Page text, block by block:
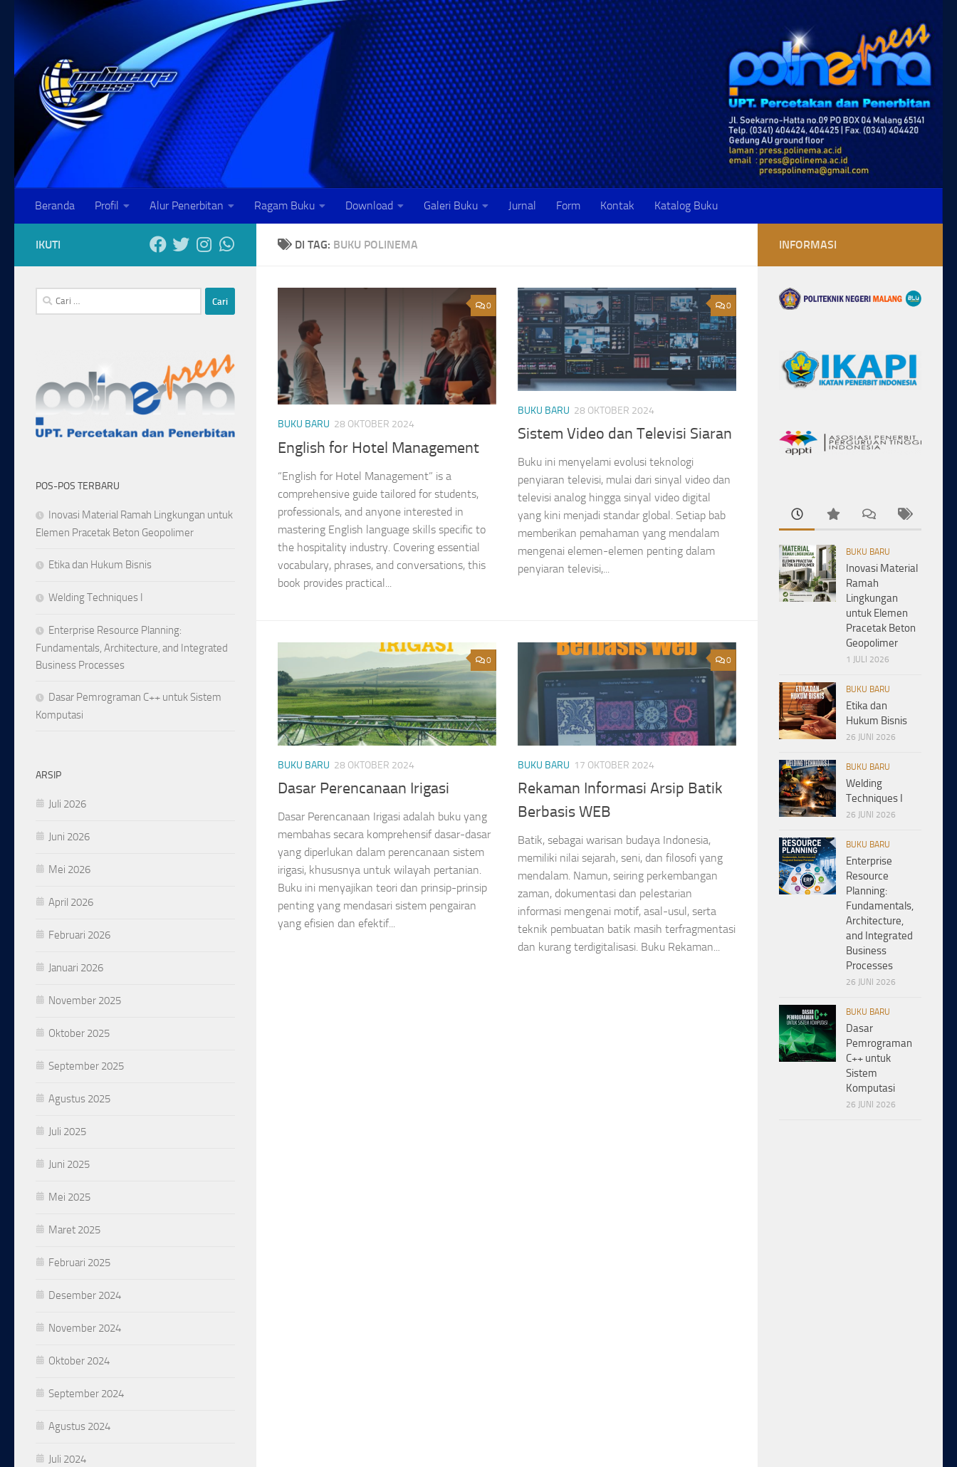
Skip to content
Beranda Profil Alur Penerbitan Ragam Buku Download Galeri Buku Jurnal Form Kontak Katalog Buku
DI TAG: BUKU POLINEMA
0
BUKU BARU 28 OKTOBER 2024
English for Hotel Management
“English for Hotel Management” is a
comprehensive guide tailored for students,
professionals, and anyone interested in
mastering English language skills specific to
the hospitality industry. Covering essential
vocabulary, phrases, and conversations, this
book provides practical...
0
BUKU BARU 28 OKTOBER 2024
Sistem Video dan Televisi Siaran
Buku ini menyelami evolusi teknologi
penyiaran televisi, mulai dari sinyal video dan
televisi analog hingga sinyal video digital
yang kini menjadi standar global. Setiap bab
memberikan pemahaman yang mendalam
mengenai elemen-elemen penting dalam
penyiaran televisi,...
0
BUKU BARU 28 OKTOBER 2024
Dasar Perencanaan Irigasi
Dasar Perencanaan Irigasi adalah buku yang
membahas secara komprehensif dasar-dasar
yang diperlukan dalam perencanaan sistem
irigasi, khususnya untuk wilayah pertanian.
Buku ini menyajikan teori dan prinsip-prinsip
penting yang mendasari sistem pengairan
yang efisien dan efektif...
0
BUKU BARU 17 OKTOBER 2024
Rekaman Informasi Arsip Batik
Berbasis WEB
Batik, sebagai warisan budaya Indonesia,
memiliki nilai sejarah, seni, dan filosofi yang
mendalam. Namun, seiring perkembangan
zaman, dokumentasi dan pelestarian
informasi mengenai motif, asal-usul, serta
teknik pembuatan batik masih terfragmentasi
dan kurang terdigitalisasi. Buku Rekaman...
IKUTI
Cari
untuk:
POS-POS TERBARU
Inovasi Material Ramah Lingkungan untuk
Elemen Pracetak Beton Geopolimer
Etika dan Hukum Bisnis
Welding Techniques I
Enterprise Resource Planning:
Fundamentals, Architecture, and Integrated
Business Processes
Dasar Pemrograman C++ untuk Sistem
Komputasi
ARSIP
Juli 2026
Juni 2026
Mei 2026
April 2026
Februari 2026
Januari 2026
November 2025
Oktober 2025
September 2025
Agustus 2025
Juli 2025
Juni 2025
Mei 2025
Maret 2025
Februari 2025
Desember 2024
November 2024
Oktober 2024
September 2024
Agustus 2024
Juli 2024
INFORMASI
BUKU BARU
Inovasi Material
Ramah
Lingkungan
untuk Elemen
Pracetak Beton
Geopolimer
1 JULI 2026
BUKU BARU
Etika dan
Hukum Bisnis
26 JUNI 2026
BUKU BARU
Welding
Techniques I
26 JUNI 2026
BUKU BARU
Enterprise
Resource
Planning:
Fundamentals,
Architecture,
and Integrated
Business
Processes
26 JUNI 2026
BUKU BARU
Dasar
Pemrograman
C++ untuk
Sistem
Komputasi
26 JUNI 2026